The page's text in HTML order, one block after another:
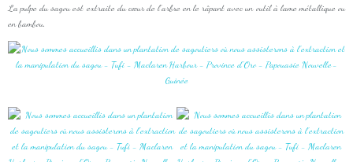
La pulpe du sagou est extraite du cœur de l'arbre en le râpant avec un outil à lame métallique ou
en bambou.